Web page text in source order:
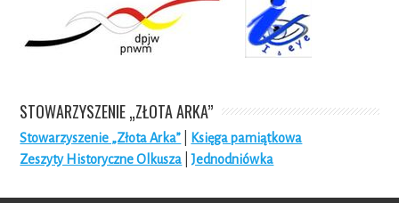
STOWARZYSZENIE „ZŁOTA ARKA”
Stowarzyszenie „Złota Arka”
Księga pamiątkowa
Zeszyty Historyczne Olkusza |Jednodniówka